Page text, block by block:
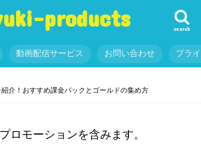
products search
動画配信サービス お問い合わせ プラ
介！おすすめ課金パックとゴールドの集め方
ロモーションを含みます。